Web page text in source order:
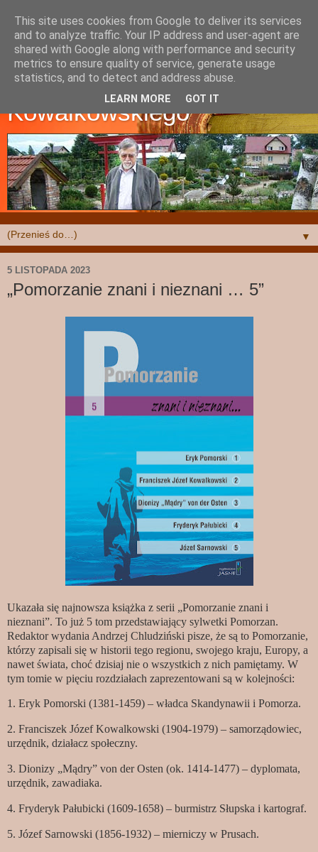
Strona Krzysztofa
Kowalkowskiego
▼
5 LISTOPADA 2023
„Pomorzanie znani i nieznani … 5”
Ukazała się najnowsza książka z serii „Pomorzanie znani i
nieznani”. To już 5 tom przedstawiający sylwetki Pomorzan.
Redaktor wydania Andrzej Chludziński pisze, że są to Pomorzanie,
którzy zapisali się w historii tego regionu, swojego kraju, Europy, a
nawet świata, choć dzisiaj nie o wszystkich z nich pamiętamy. W
tym tomie w pięciu rozdziałach zaprezentowani są w kolejności:
1. Eryk Pomorski (1381-1459) – władca Skandynawii i Pomorza.
2. Franciszek Józef Kowalkowski (1904-1979) – samorządowiec,
urzędnik, działacz społeczny.
3. Dionizy „Mądry” von der Osten (ok. 1414-1477) – dyplomata,
urzędnik, zawadiaka.
4. Fryderyk Pałubicki (1609-1658) – burmistrz Słupska i kartograf.
5. Józef Sarnowski (1856-1932) – mierniczy w Prusach.
This site uses cookies from Google to deliver its services
and to analyze traffic. Your IP address and user-agent are
shared with Google along with performance and security
metrics to ensure quality of service, generate usage
statistics, and to detect and address abuse.
LEARN MORE GOT IT